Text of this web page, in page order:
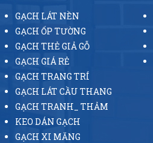
GẠCH LÁT NỀN
GẠCH ỐP TƯỜNG
GẠCH THẺ GIẢ GỖ
GẠCH GIÁ RẺ
GẠCH TRANG TRÍ
GẠCH LÁT CẦU THANG
GẠCH TRANH_ THẢM
KEO DÁN GẠCH
GẠCH XI MĂNG